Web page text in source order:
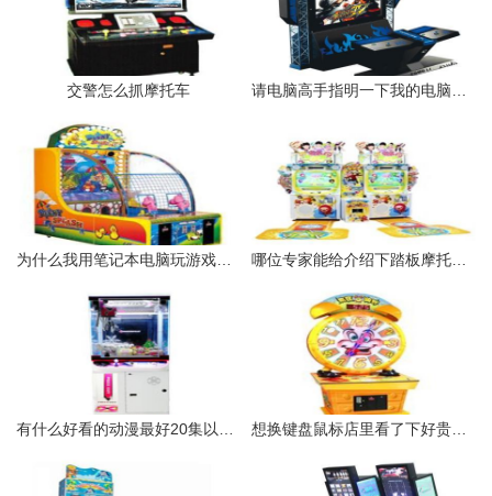
交警怎么抓摩托车